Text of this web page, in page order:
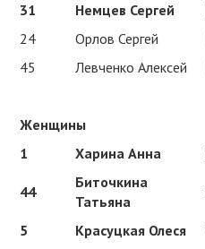
31
Немцев Сергей
24
Орлов Сергей
45
Левченко Алексей
Женщины
1
Харина Анна
44
Биточкина
Татьяна
5 Красуцкая Олеся